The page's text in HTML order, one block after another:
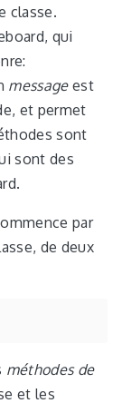
classe.
qui
messageest
et permet
sont
sont des
par
de deux
méthodes de
et les